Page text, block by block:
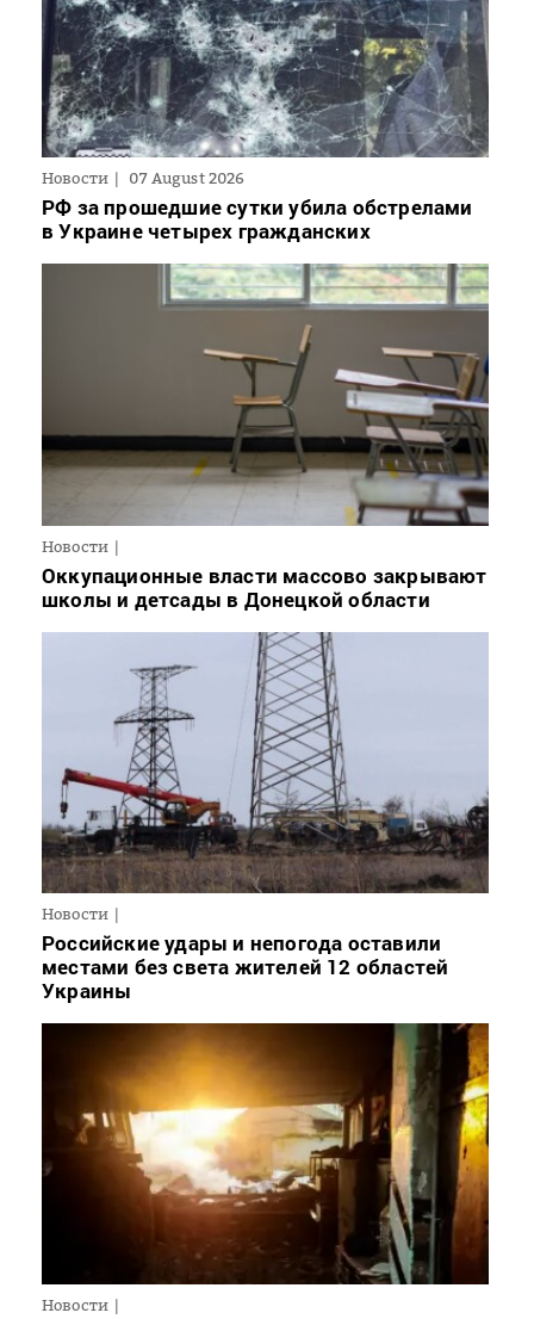
Новости 07 August 2026
РФ за прошедшие сутки убила обстрелами
в Украине четырех гражданских
Новости
Оккупационные власти массово закрывают
школы и детсады в Донецкой области
Новости
Российские удары и непогода оставили
местами без света жителей 12 областей
Украины
Новости